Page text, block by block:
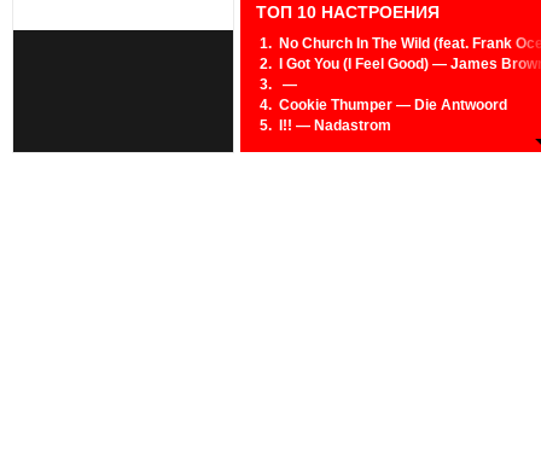
100% 14. Magick — The Klaxons
100% 15. — ONUKA
100% 16. I Am Happy — Gorillaz
ТОП 10 НАСТРОЕНИЯ
1. No Church In The Wild (feat. Frank
2.
I Got You (I Feel Good) — James
3.
—
4. Cookie Thumper — Die Antwoord
5.
I!! — Nadastrom